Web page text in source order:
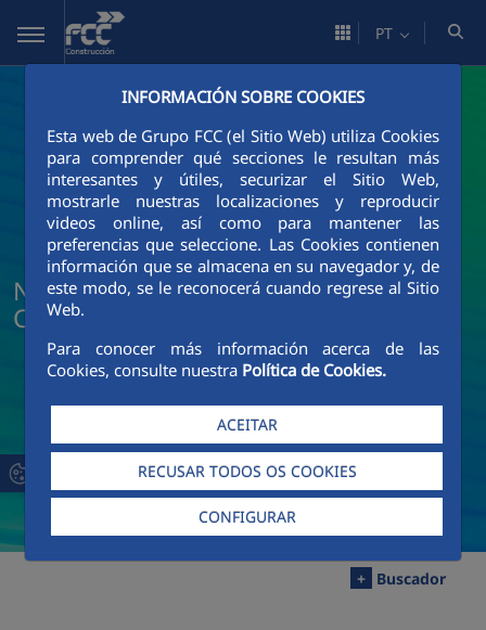
Pular para o Conteúdo principal
INFORMACIÓN SOBRE COOKIES
Esta web de Grupo FCC (el Sitio Web) utiliza Cookies
para comprender qué secciones le resultan más
interesantes y útiles, securizar el Sitio Web,
mostrarle nuestras localizaciones y reproducir
videos online, así como para mantener las
preferencias que seleccione. Las Cookies contienen
información que se almacena en su navegador y, de
este modo, se le reconocerá cuando regrese al Sitio
Web.
Para conocer más información acerca de las
Cookies, consulte nuestra Política de Cookies.
ACEITAR
RECUSAR TODOS OS COOKIES
CONFIGURAR
PT
Notícias e atualidade da FCC
Construcción
+ Buscador